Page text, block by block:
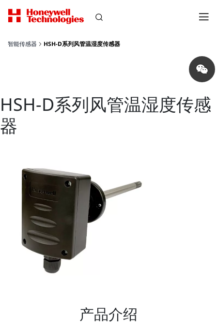
智能传感器 HSH-D系列风管温湿度传感器
Share
on
wechat
HSH-D系列风管温湿度传感
器
产品介绍